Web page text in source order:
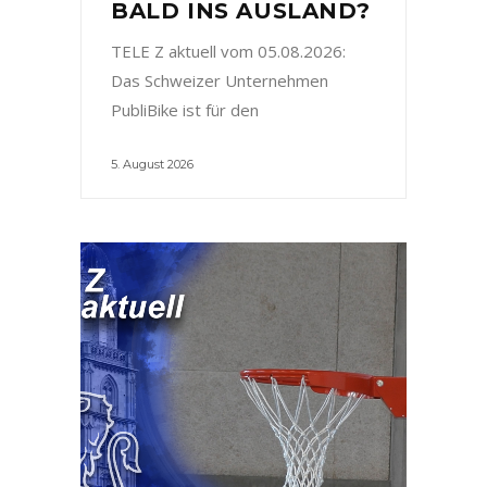
BALD INS AUSLAND?
TELE Z aktuell vom 05.08.2026:
Das Schweizer Unternehmen
PubliBike ist für den
5. August 2026